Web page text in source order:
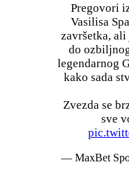
Pregovori
Vasilisa
završetka, ali
do
legendarnog
kako sada
Zvezda se
sve
— MaxBet